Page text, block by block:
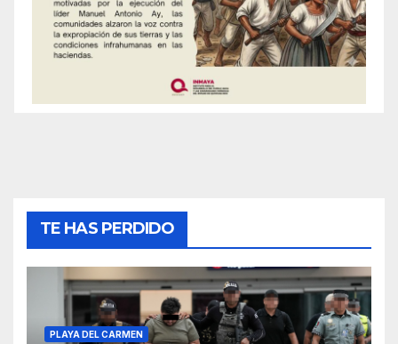
TE HAS PERDIDO
PLAYA DEL CARMEN